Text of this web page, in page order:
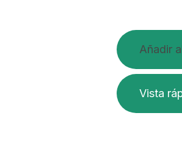
Añadir
Vista